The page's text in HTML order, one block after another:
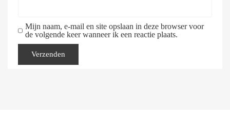
Mijn naam, e-mail en site opslaan in deze browser voor
de volgende keer wanneer ik een reactie plaats.